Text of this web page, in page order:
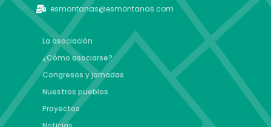
esmontanas@esmontanas.com
La asociación
¿Cómo asociarse?
Congresos y jornadas
Nuestros pueblos
Proyectos